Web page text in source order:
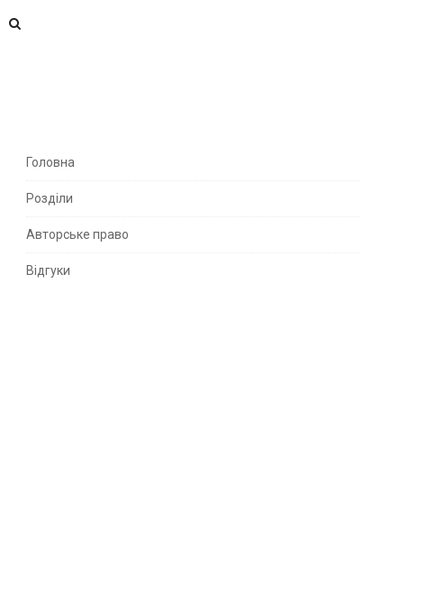
S
e
S
Головна
Розділи
Авторське право
Відгуки